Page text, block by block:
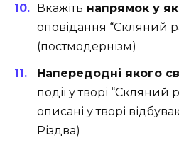
Вкажіть напрямок у
оповідання “Скляний
(постмодернізм)
Напередодні якого
події у творі “Скляний
описані у творі
Різдва)